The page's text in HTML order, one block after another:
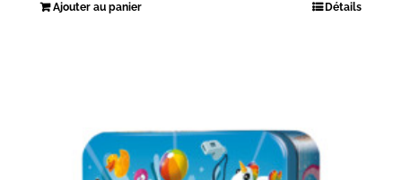
Ajouter au panier Détails